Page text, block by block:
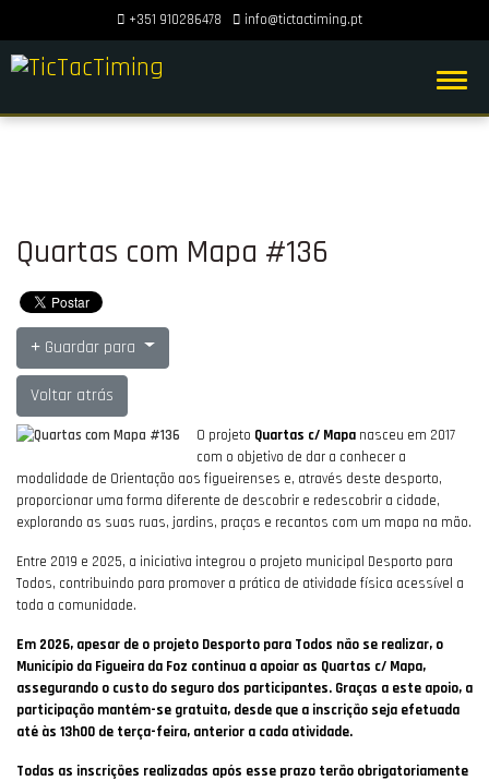
+351 910286478 info@tictactiming.pt
Quartas com Mapa #136
Guardar para
Voltar atrás
O projeto Quartas c/ Mapa nasceu em 2017
com o objetivo de dar a conhecer a
modalidade de Orientação aos figueirenses e, através deste desporto,
proporcionar uma forma diferente de descobrir e redescobrir a cidade,
explorando as suas ruas, jardins, praças e recantos com um mapa na mão.
Entre 2019 e 2025, a iniciativa integrou o projeto municipal Desporto para
Todos, contribuindo para promover a prática de atividade física acessível a
toda a comunidade.
Em 2026, apesar de o projeto Desporto para Todos não se realizar, o
Município da Figueira da Foz continua a apoiar as Quartas c/ Mapa,
assegurando o custo do seguro dos participantes. Graças a este apoio, a
participação mantém-se gratuita, desde que a inscrição seja efetuada
até às 13h00 de terça-feira, anterior a cada atividade.
Todas as inscrições realizadas após esse prazo terão obrigatoriamente